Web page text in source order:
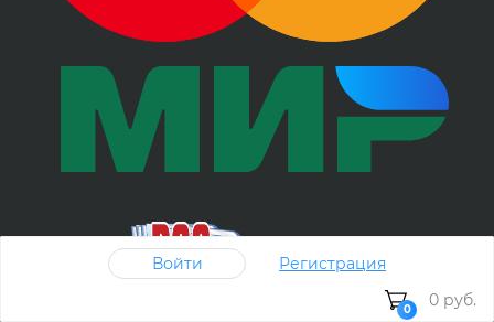
Войти Регистрация
0 0 руб.